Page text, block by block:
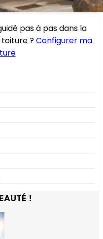
pas à pas dans la
?Configurer ma
!